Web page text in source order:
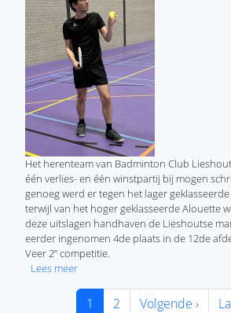
Het herenteam van Badminton Club
één verlies- en één winstpartij bij mogen
genoeg werd er tegen het lager
terwijl van het hoger geklasseerde Alouette
deze uitslagen handhaven de Lieshoutse
eerder ingenomen 4de plaats in de 12de
Veer 2” competitie.
Lees meerover Herenteam Badminton
Paginering
Huidige pagina
1 Pagina
2 Volgende pagina
Volgende ›